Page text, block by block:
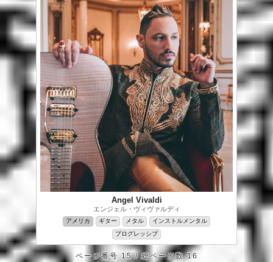
Angel Vivaldi
エンジェル・ヴィヴァルディ
アメリカ ギター メタル
インストルメンタル
プログレッシブ
ページ番号 15 / 総ページ数 16